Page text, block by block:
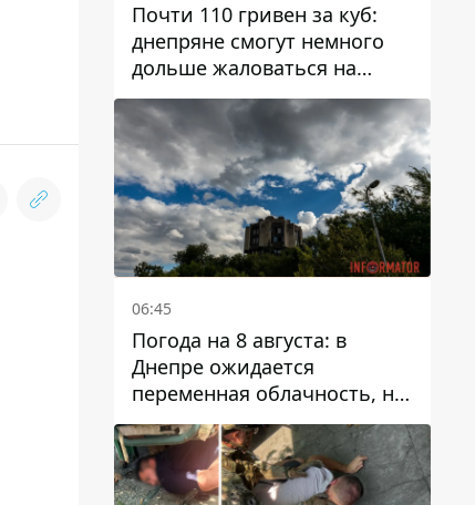
Почти 110 гривен за куб:
днепряне смогут немного
дольше жаловаться на
запланированные тарифы
на воду на 2027 год
06:45
Погода на 8 августа: в
Днепре ожидается
переменная облачность, но
может пойти дождь